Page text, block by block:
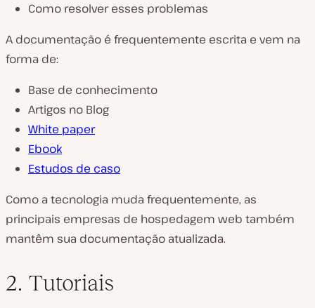
Como resolver esses problemas
A documentação é frequentemente escrita e vem na
forma de:
Base de conhecimento
Artigos no Blog
White paper
Ebook
Estudos de caso
Como a tecnologia muda frequentemente, as
principais empresas de hospedagem web também
mantêm sua documentação atualizada.
2. Tutoriais